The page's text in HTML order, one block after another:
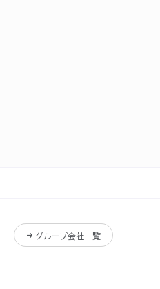
グループ会社一覧